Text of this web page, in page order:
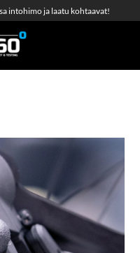
intohimo ja laatu kohtaavat!